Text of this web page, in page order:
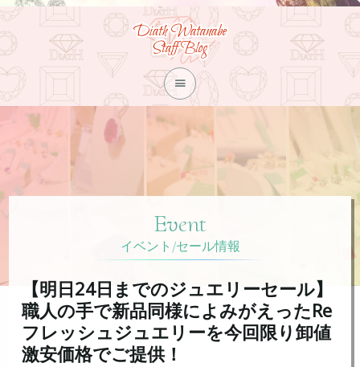
Diath Watanabe
Staff Blog

Event
イベント/セール情報
【明日24日までのジュエリーセール】
職人の手で新品同様によみがえったRe
フレッシュジュエリーを今回限り卸値
激安価格でご提供！